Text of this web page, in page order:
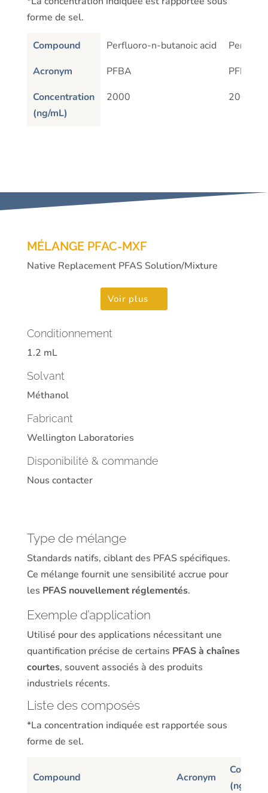
forme de sel.
Compound
Acronym
Concentration
(ng/mL)
Perfluoro-n-butanoic acid
PFBA
2000
PFPeA
2000
MÉLANGE PFAC-MXF
Native Replacement PFAS Solution/Mixture
Voir plus
Conditionnement
1.2 mL
Solvant
Méthanol
Fabricant
Wellington Laboratories
Disponibilité & commande
Nous contacter
Type de mélange
Standards natifs, ciblant des PFAS spécifiques.
Ce mélange fournit une sensibilité accrue pour
les PFAS nouvellement réglementés.
Exemple d’application
Utilisé pour des applications nécessitant une
quantification précise de certains PFAS à chaînes
courtes, souvent associés à des produits
industriels récents.
Liste des composés
*La concentration indiquée est rapportée sous
forme de sel.
Compound Acronym
(ng/mL)